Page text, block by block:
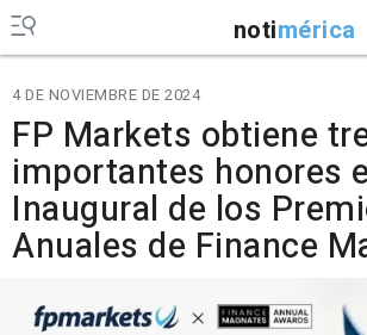
notimérica
4 DE NOVIEMBRE DE 2024
FP Markets obtiene
importantes honores
Inaugural de los
Anuales de Finance